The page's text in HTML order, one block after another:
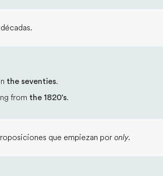
the seventies.
from the 1820's.
que empiezan por only.